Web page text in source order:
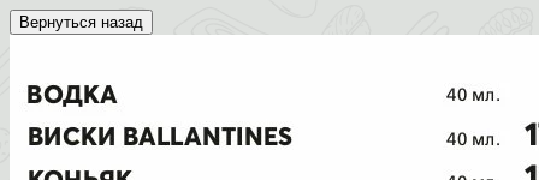
Вернуться назад